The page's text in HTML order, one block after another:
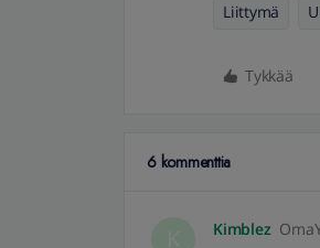
Liittymä
Tykkää
6 kommenttia
Kimblez